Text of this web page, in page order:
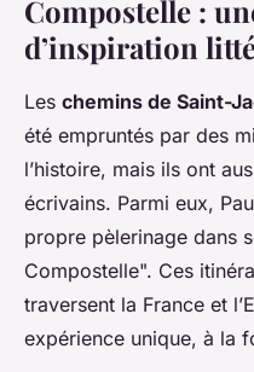
Compostelle :
d’inspiration
Les chemins de Saint-
été empruntés par des
l’histoire, mais ils ont
écrivains. Parmi eux,
propre pèlerinage dans
Compostelle". Ces
traversent la France et
expérience unique, à la